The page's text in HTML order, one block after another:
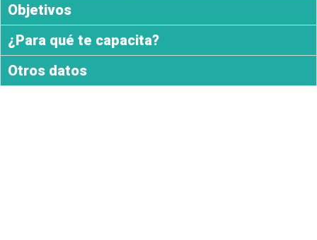
Objetivos
¿Para qué te capacita?
Otros datos